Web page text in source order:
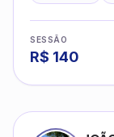
SESSÃO
R$ 140